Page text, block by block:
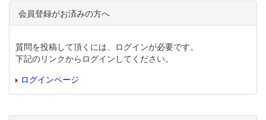
会員登録がお済みの方へ
質問を投稿して頂くには、ログインが必要です。
下記のリンクからログインしてください。
ログインページ